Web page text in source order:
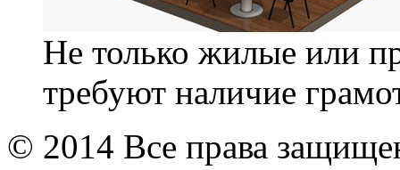
Не только жилые или
требуют наличие
© 2014 Все права